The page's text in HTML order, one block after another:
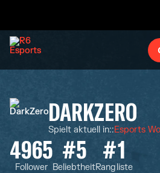
DARKZERO
Spielt aktuell in::Esports
4965
Follower
#5
Beliebtheit
#1
Rangliste